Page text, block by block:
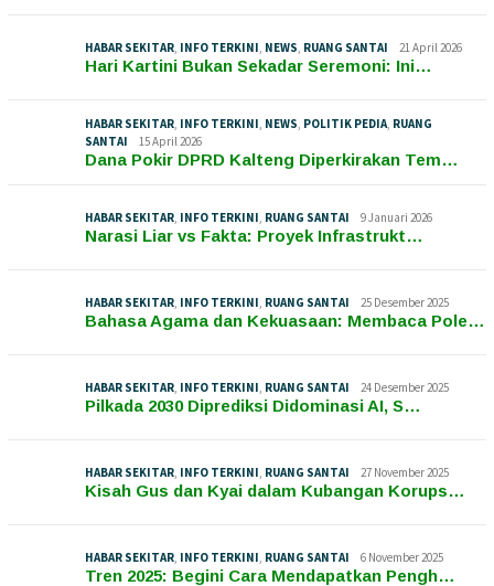
HABAR SEKITAR INFO TERKINI NEWS RUANG SANTAI 21 April 2026
Hari Kartini Bukan Sekadar Seremoni: Ini…
HABAR SEKITAR INFO TERKINI NEWS POLITIK PEDIA RUANG
SANTAI
15 April 2026
Dana Pokir DPRD Kalteng Diperkirakan Tem…
HABAR SEKITAR INFO TERKINI RUANG SANTAI 9 Januari 2026
Narasi Liar vs Fakta: Proyek Infrastrukt…
HABAR SEKITAR INFO TERKINI RUANG SANTAI 25 Desember 2025
Bahasa Agama dan Kekuasaan: Membaca Pole…
HABAR SEKITAR INFO TERKINI RUANG SANTAI 24 Desember 2025
Pilkada 2030 Diprediksi Didominasi AI, S…
HABAR SEKITAR INFO TERKINI RUANG SANTAI 27 November 2025
Kisah Gus dan Kyai dalam Kubangan Korups…
HABAR SEKITAR INFO TERKINI RUANG SANTAI 6 November 2025
Tren 2025: Begini Cara Mendapatkan Pengh…